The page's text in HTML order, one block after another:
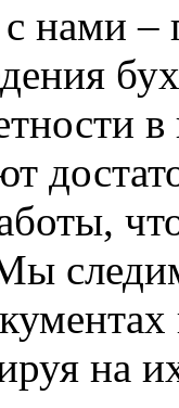
нами –
на